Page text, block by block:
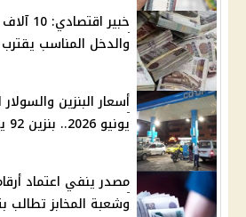
خبير
والدخل المناسب يقترب من 20
يونيو 2026.. بنزين 92 يسجل 22.25 جنيهًا
مصدر ينفي اعتماد
وشعبة المخابز تطالب